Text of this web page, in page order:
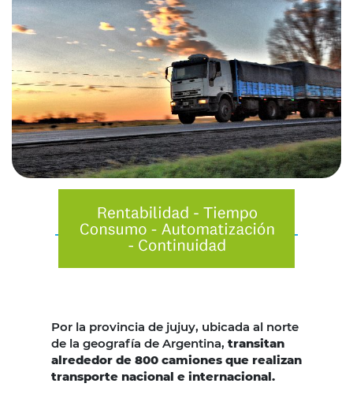
Por la provincia de jujuy, ubicada al norte
de la geografía de Argentina, transitan
alrededor de 800 camiones que realizan
transporte nacional e internacional.